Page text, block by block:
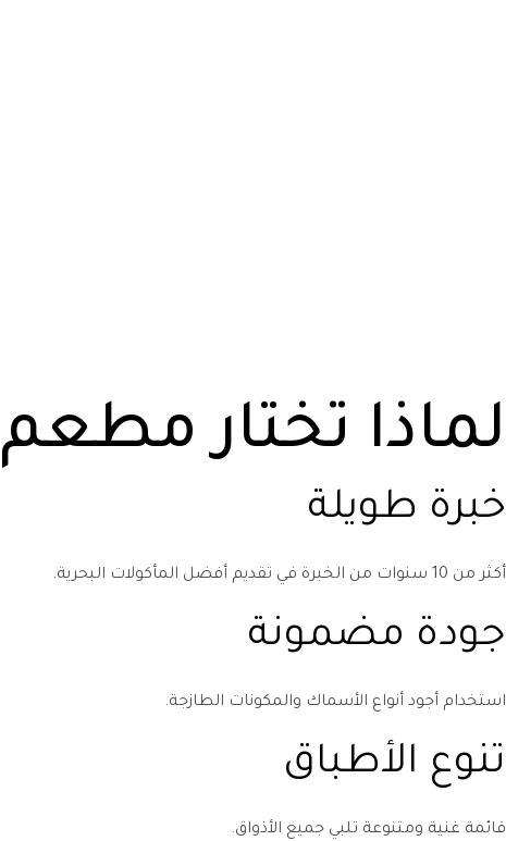
لماذا تختار
خبرة طويلة
أكثر من 10 سنوات من الخبرة في تقديم أفضل المأكولات البحرية.
جودة مضمونة
استخدام أجود أنواع الأسماك والمكونات الطازجة.
تنوع الأطباق
قائمة غنية ومتنوعة تلبي جميع الأذواق.